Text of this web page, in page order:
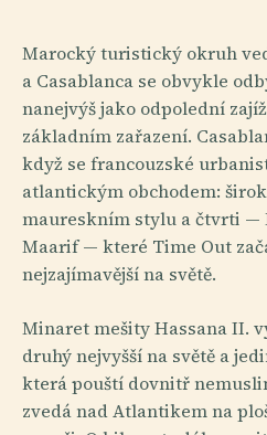
Marocký turistický okruh
a Casablanca se obvykle
nanejvýš jako odpolední
základním zařazení.
když se francouzské
atlantickým obchodem:
maureskním stylu a čtvrti —
Maarif — které Time Out
nejzajímavější na světě.
Minaret mešity Hassana II.
druhý nejvyšší na světě a
která pouští dovnitř
zvedá nad Atlantikem na